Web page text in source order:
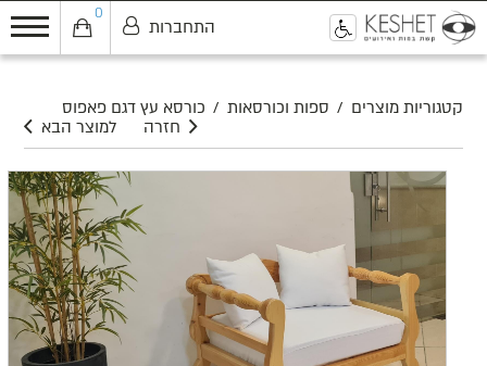
0
התחברות
קטגוריות מוצרים / ספות וכורסאות / כורסא עץ דגם פאפוס
למוצר הבא
חזרה